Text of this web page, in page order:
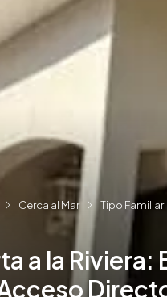
Cerca al Mar Tipo Familiar
a la